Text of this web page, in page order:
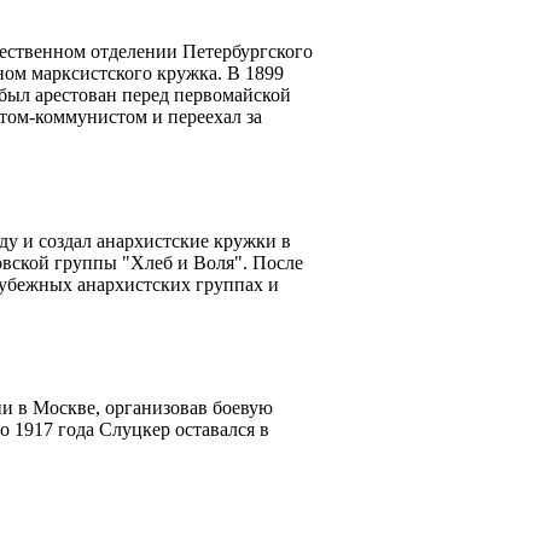
отделении Петербургского
марксистского кружка. В 1899
арестован перед первомайской
коммунистом и переехал за
и создал анархистские кружки в
группы "Хлеб и Воля". После
анархистских группах и
в Москве, организовав боевую
года Слуцкер оставался в